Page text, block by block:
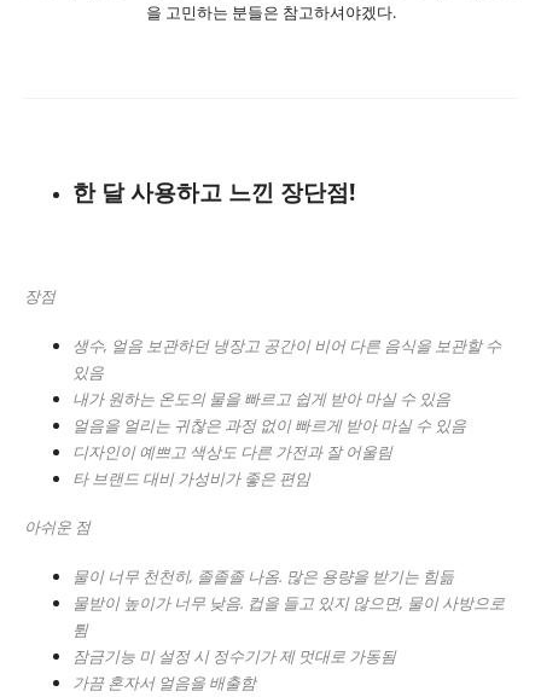
을 고민하는 분들은 참고하셔야겠다.
한 달 사용하고 느낀 장단점!
장점
생수, 얼음 보관하던 냉장고 공간이 비어 다른 음식을 보관할 수
있음
내가 원하는 온도의 물을 빠르고 쉽게 받아 마실 수 있음
얼음을 얼리는 귀찮은 과정 없이 빠르게 받아 마실 수 있음
디자인이 예쁘고 색상도 다른 가전과 잘 어울림
타 브랜드 대비 가성비가 좋은 편임
아쉬운 점
물이 너무 천천히, 졸졸졸 나옴. 많은 용량을 받기는 힘듦
물받이 높이가 너무 낮음. 컵을 들고 있지 않으면, 물이 사방으로
튐
잠금기능 미 설정 시 정수기가 제 멋대로 가동됨
가끔 혼자서 얼음을 배출함